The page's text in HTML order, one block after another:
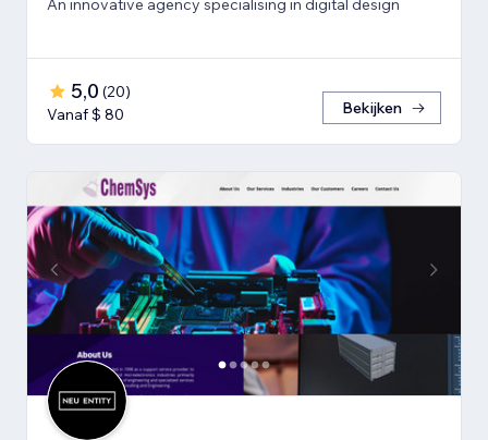
An innovative agency specialising in digital design
5,0 (20)
Vanaf $ 80
Bekijken